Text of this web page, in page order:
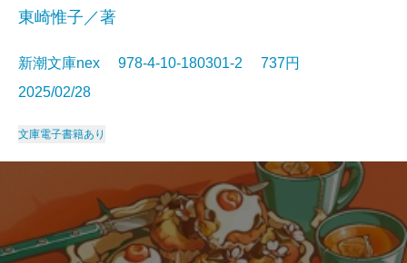
東崎惟子／著
新潮文庫nex 978-4-10-180301-2 737円
2025/02/28
文庫電子書籍あり